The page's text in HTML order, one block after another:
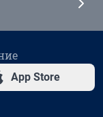
App Store